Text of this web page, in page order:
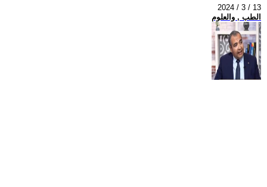
2024 / 3 / 13
الطب , والعلوم